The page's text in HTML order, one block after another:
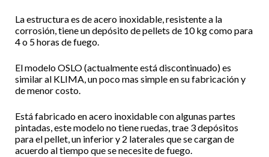
La estructura es de acero inoxidable, resistente a la
corrosión, tiene un depósito de pellets de 10 kg como para
4 o 5 horas de fuego.
El modelo OSLO (actualmente está discontinuado) es
similar al KLIMA, un poco mas simple en su fabricación y
de menor costo.
Está fabricado en acero inoxidable con algunas partes
pintadas, este modelo no tiene ruedas, trae 3 depósitos
para el pellet, un inferior y 2 laterales que se cargan de
acuerdo al tiempo que se necesite de fuego.